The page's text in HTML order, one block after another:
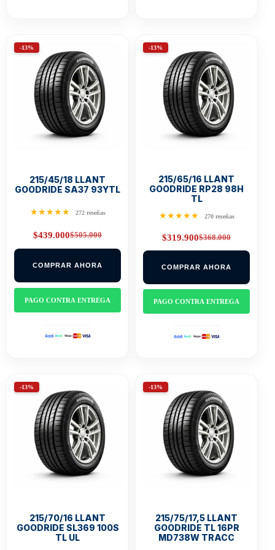
-13%
215/45/18 LLANT
GOODRIDE SA37 93YTL
★★★★★ 272 reseñas
$505.000
Original
price
$505.000.
$439.000Current
price
$439.000.
COMPRAR AHORA
PAGO CONTRA ENTREGA
-13%
215/65/16 LLANT
GOODRIDE RP28 98H
TL
★★★★★ 270 reseñas
$368.000
Original
price
$368.000.
$319.900Current
price
$319.900.
COMPRAR AHORA
PAGO CONTRA ENTREGA
-13%
215/70/16 LLANT
GOODRIDE SL369 100S
TL UL
-13%
215/75/17,5 LLANT
GOODRIDE TL 16PR
MD738W TRACC